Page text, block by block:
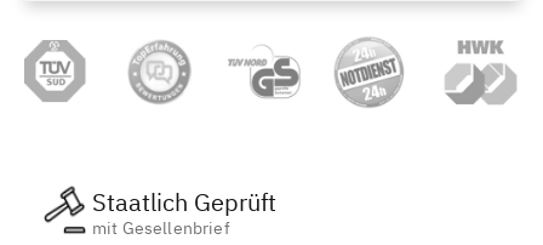
Staatlich Geprüft
mit Gesellenbrief